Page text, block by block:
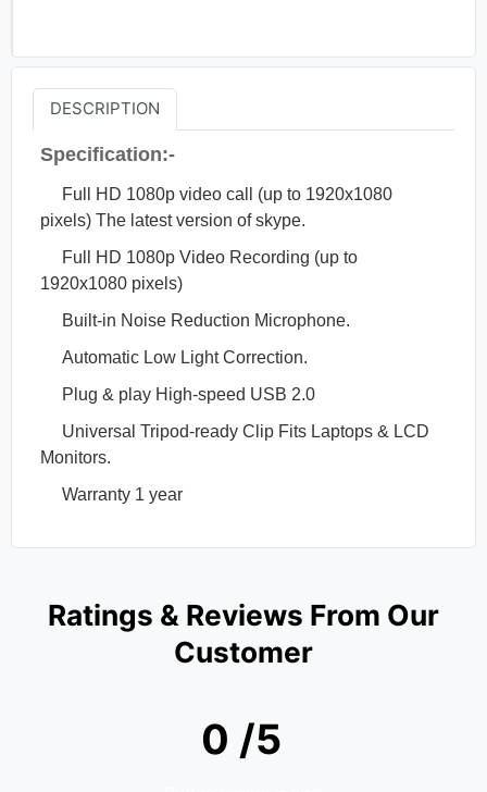
DESCRIPTION
Specification:-
Full HD 1080p video call (up to 1920x1080
pixels) The latest version of skype.
Full HD 1080p Video Recording (up to
1920x1080 pixels)
Built-in Noise Reduction Microphone.
Automatic Low Light Correction.
Plug & play High-speed USB 2.0
Universal Tripod-ready Clip Fits Laptops & LCD
Monitors.
Warranty 1 year
Ratings & Reviews From Our
Customer
0 /5